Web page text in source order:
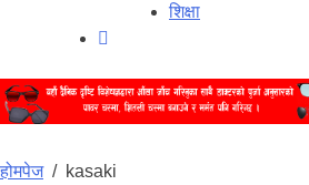
शिक्षा
होमपेज/ kasaki